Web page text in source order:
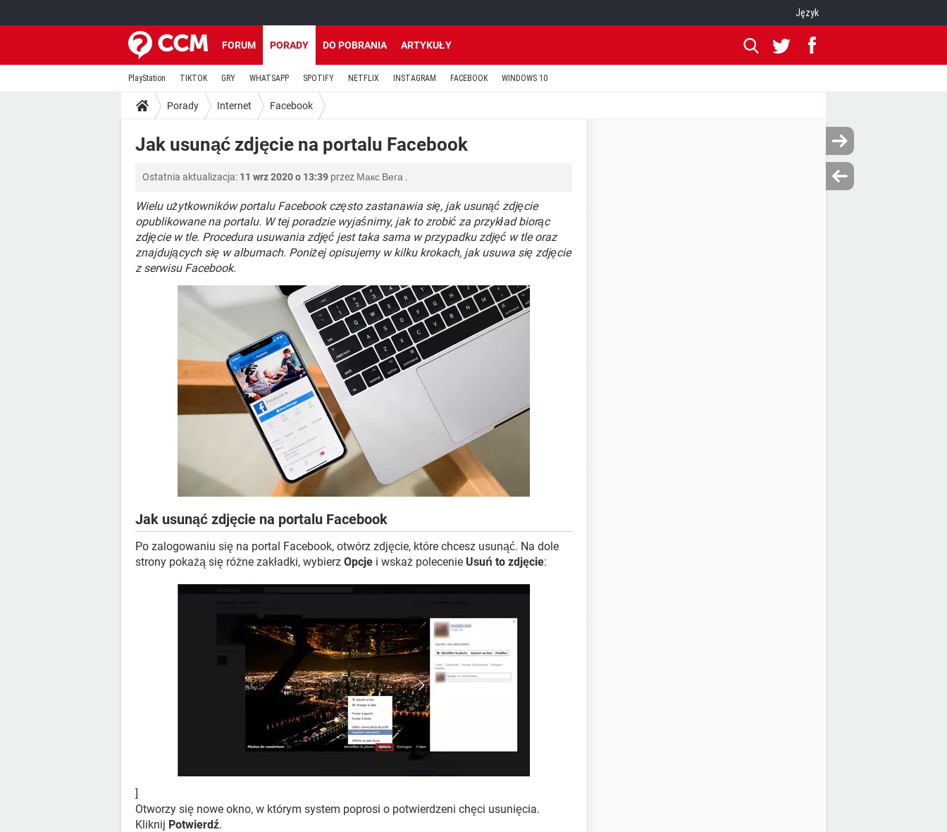
Język
FORUM PORADY DO POBRANIA ARTYKUŁY
PlayStation TIKTOK GRY WHATSAPP SPOTIFY NETFLIX INSTAGRAM FACEBOOK WINDOWS 10
Porady Internet Facebook
Jak usunąć zdjęcie na portalu Facebook
Ostatnia aktualizacja: 11 wrz 2020 o 13:39 przez Макс Вега .
Wielu użytkowników portalu Facebook często zastanawia się, jak usunąć zdjęcie
opublikowane na portalu. W tej poradzie wyjaśnimy, jak to zrobić za przykład biorąc
zdjęcie w tle. Procedura usuwania zdjęć jest taka sama w przypadku zdjęć w tle oraz
znajdujących się w albumach. Poniżej opisujemy w kilku krokach, jak usuwa się zdjęcie
z serwisu Facebook.
Jak usunąć zdjęcie na portalu Facebook
Po zalogowaniu się na portal Facebook, otwórz zdjęcie, które chcesz usunąć. Na dole
strony pokażą się różne zakładki, wybierz Opcje i wskaż polecenie Usuń to zdjęcie:
]
Otworzy się nowe okno, w którym system poprosi o potwierdzeni chęci usunięcia.
Kliknij Potwierdź.